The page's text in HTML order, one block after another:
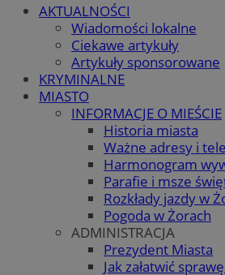
AKTUALNOŚCI
Wiadomości lokalne
Ciekawe artykuły
Artykuły sponsorowane
KRYMINALNE
MIASTO
INFORMACJE O MIEŚCIE
Historia miasta
Ważne adresy i
Harmonogram
Parafie i msze
Rozkłady jazdy w
Pogoda w Żorach
ADMINISTRACJA
Prezydent Miasta
Jak załatwić